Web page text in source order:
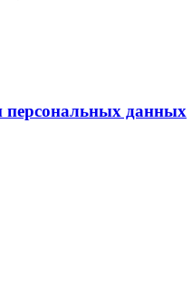
данных